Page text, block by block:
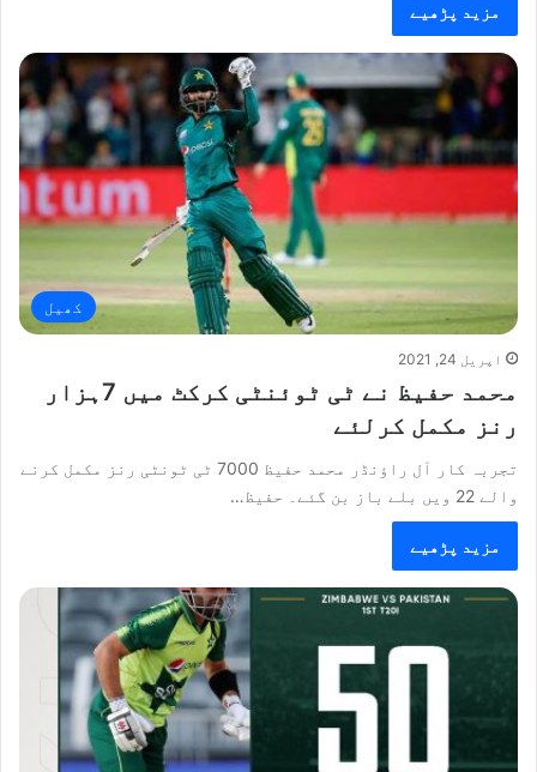
مزید پڑھیے
کھیل
اپریل 24, 2021
محمد حفیظ نے ٹی ٹوئنٹی کرکٹ میں 7ہزار
رنز مکمل کرلئے
تجربہ کار آل راؤنڈر محمد حفیظ 7000 ٹی ٹونٹی رنز مکمل کرنے
والے 22 ویں بلے باز بن گئے۔ حفیظ…
مزید پڑھیے